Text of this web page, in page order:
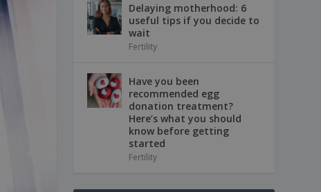
Delaying motherhood: 6
useful tips if you decide to
wait
Fertility
Have you been
recommended egg
donation treatment?
Here’s what you should
know before getting
started
Fertility